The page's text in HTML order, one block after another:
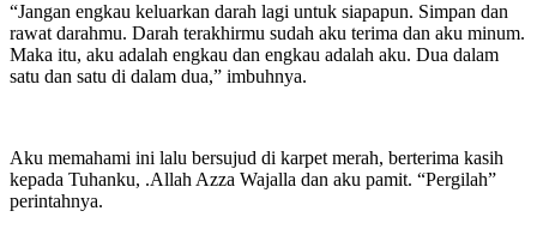
“Jangan engkau keluarkan darah lagi untuk siapapun. Simpan dan
rawat darahmu. Darah terakhirmu sudah aku terima dan aku minum.
Maka itu, aku adalah engkau dan engkau adalah aku. Dua dalam
satu dan satu di dalam dua,” imbuhnya.
Aku memahami ini lalu bersujud di karpet merah, berterima kasih
kepada Tuhanku, .Allah Azza Wajalla dan aku pamit. “Pergilah”
perintahnya.